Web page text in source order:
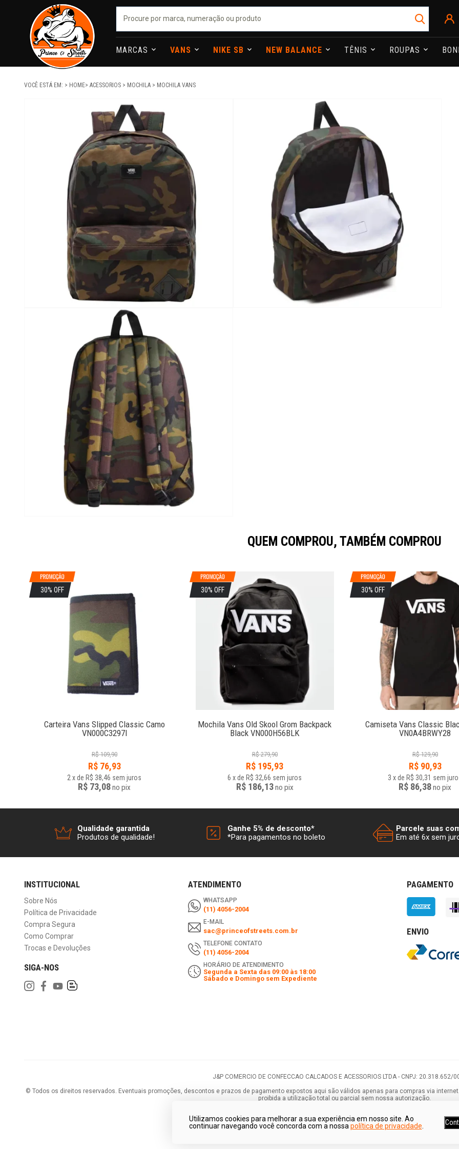
MARCAS VANS NIKE SB NEW BALANCE TÊNIS ROUPAS
VOCÊ ESTÁ EM: HOME ACESSORIOS MOCHILA MOCHILA VANS
QUEM COMPROU, TAMBÉM COMPROU
30% OFF
Carteira Vans Slipped Classic Camo
VN000C3297I
R$ 109,90
R$ 76,93
2xde R$ 38,46 sem juros
R$ 73,08no pix
30% OFF
Mochila Vans Old Skool Grom Backpack
Black VN000H56BLK
R$ 279,90
R$ 195,93
6 xde R$ 32,66 sem juros
R$ 186,13no pix
30% OFF
Camiseta Vans Classic
VN0A4BRWY28
R$ 129,90
R$ 90,93
3 xde R$ 30,31 sem
R$ 86,38no pix
Qualidade garantida
Produtos de qualidade!
Ganhe 5% de desconto*
*Para pagamentos no boleto
Parcele suas
Em até 6x sem
INSTITUCIONAL
Sobre Nós
Política de Privacidade
Compra Segura
Como Comprar
Trocas e Devoluções
SIGA-NOS
ATENDIMENTO
WHATSAPP
(11) 4056-2004
E-MAIL
sac@princeofstreets.com.br
TELEFONE CONTATO
(11) 4056-2004
HORÁRIO DE ATENDIMENTO
Segunda a Sexta das 09:00 às 18:00
Sábado e Domingo sem Expediente
PAGAMENTO
ENVIO
J&P COMERCIO DE CONFECCAO CALCADOS E ACESSORIOS LTDA - CNPJ: 20.318.652/
© Todos os direitos reservados. Eventuais promoções, descontos e prazos de pagamento expostos aqui são válidos apenas para compras via
proibida a utilização total ou parcial sem nossa autorização.
Utilizamos cookies para melhorar a sua experiência em nosso site. Ao
continuar navegando você concorda com a nossa política de privacidade